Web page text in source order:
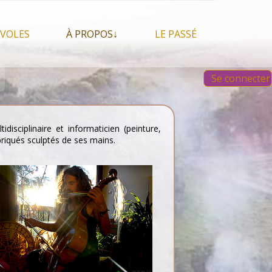
espace sacré
mais
tentes et les tipis
À PROPOS↓
À propos du festival
Qui sommes nous ?
Nos partenaires
LE PASSÉ
Aperçu sur les éditions
précédentes
Se connecter
et informaticien (peinture,
sculptés de ses mains.